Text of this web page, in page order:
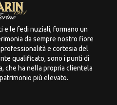
e le fedi nuziali, formano un
da sempre nostro fiore
e cortesia del
qualificato, sono i punti di
che ha nella propria clientela
più elevato.